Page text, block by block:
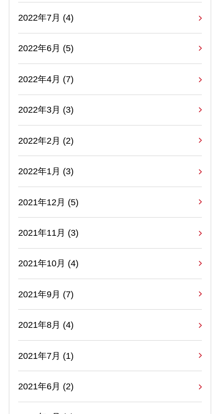
2022年7月 (4)
2022年6月 (5)
2022年4月 (7)
2022年3月 (3)
2022年2月 (2)
2022年1月 (3)
2021年12月 (5)
2021年11月 (3)
2021年10月 (4)
2021年9月 (7)
2021年8月 (4)
2021年7月 (1)
2021年6月 (2)